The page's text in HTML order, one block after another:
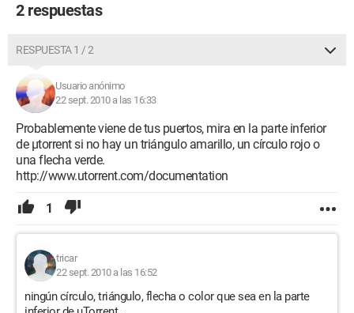
2 respuestas
RESPUESTA 1 / 2
Usuario anónimo
22 sept. 2010 a las 16:33
Probablemente viene de tus puertos, mira en la parte inferior
de µtorrent si no hay un triángulo amarillo, un círculo rojo o
una flecha verde.
http://www.utorrent.com/documentation
1
tricar
22 sept. 2010 a las 16:52
ningún círculo, triángulo, flecha o color que sea en la parte